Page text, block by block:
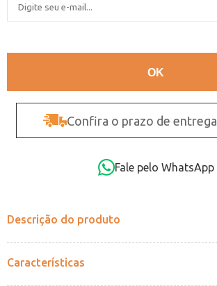
Confira o prazo de entrega
Fale pelo WhatsApp
Descrição do produto
Características